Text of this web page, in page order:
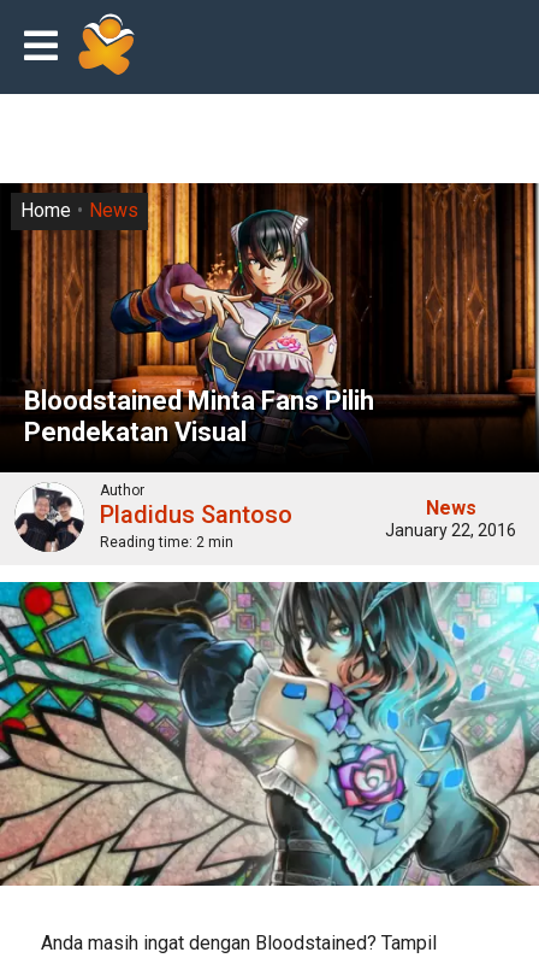
Bloodstained Minta Fans Pilih
Pendekatan Visual
Home News
Author
Pladidus Santoso
Reading time: 2 min
News
January 22, 2016
Anda masih ingat dengan Bloodstained? Tampil